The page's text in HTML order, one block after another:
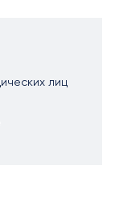
лиц